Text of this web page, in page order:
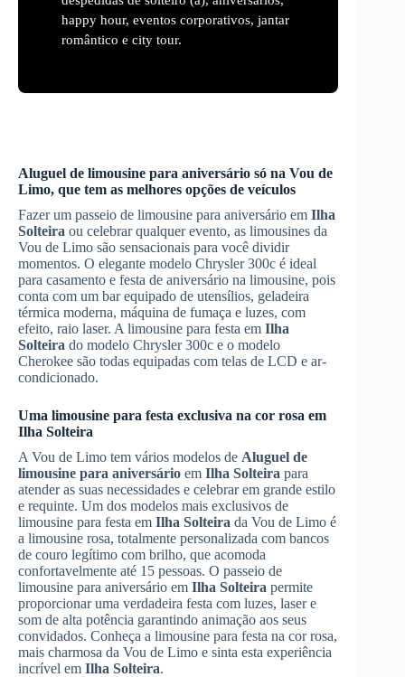
happy hour, eventos corporativos, jantar
romântico e city tour.
Aluguel de limousine para aniversário só na Vou de
Limo, que tem as melhores opções de veículos
Fazer um passeio de limousine para aniversário em Ilha
Solteira ou celebrar qualquer evento, as limousines da
Vou de Limo são sensacionais para você dividir
momentos. O elegante modelo Chrysler 300c é ideal
para casamento e festa de aniversário na limousine, pois
conta com um bar equipado de utensílios, geladeira
térmica moderna, máquina de fumaça e luzes, com
efeito, raio laser. A limousine para festa em Ilha
Solteira do modelo Chrysler 300c e o modelo
Cherokee são todas equipadas com telas de LCD e ar-
condicionado.
Uma limousine para festa exclusiva na cor rosa em
Ilha Solteira
A Vou de Limo tem vários modelos de Aluguel de
limousine para aniversário em Ilha Solteira para
atender as suas necessidades e celebrar em grande estilo
e requinte. Um dos modelos mais exclusivos de
limousine para festa em Ilha Solteira da Vou de Limo é
a limousine rosa, totalmente personalizada com bancos
de couro legítimo com brilho, que acomoda
confortavelmente até 15 pessoas. O passeio de
limousine para aniversário em Ilha Solteira permite
proporcionar uma verdadeira festa com luzes, laser e
som de alta potência garantindo animação aos seus
convidados. Conheça a limousine para festa na cor rosa,
mais charmosa da Vou de Limo e sinta esta experiência
incrível em Ilha Solteira.